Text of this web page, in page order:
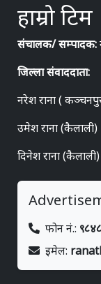
हाम्रो टिम
संचालक/ सम्पादक:
जिल्ला संवाददाता:
नरेश राना (
उमेश राना (कैलाली)
दिनेश राना (कैलाली)
फोन नं.:
इमेल: